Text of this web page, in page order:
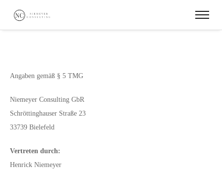
Angaben gemäß § 5 TMG
Niemeyer Consulting GbR
Schröttinghauser Straße 23
33739 Bielefeld
Vertreten durch:
Henrick Niemeyer